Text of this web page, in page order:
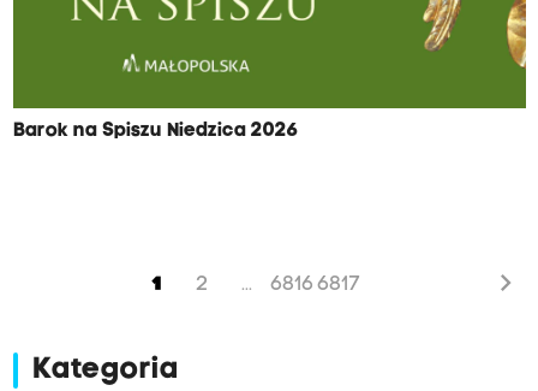
Barok na Spiszu Niedzica 2026
1 2 ... 6816 6817 chevron_right
Kategoria